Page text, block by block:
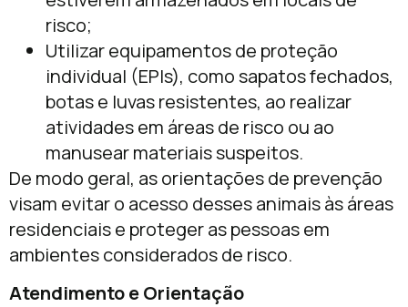
risco;
Utilizar equipamentos de proteção
individual (EPIs), como sapatos fechados,
botas e luvas resistentes, ao realizar
atividades em áreas de risco ou ao
manusear materiais suspeitos.
De modo geral, as orientações de prevenção
visam evitar o acesso desses animais às áreas
residenciais e proteger as pessoas em
ambientes considerados de risco.
Atendimento e Orientação